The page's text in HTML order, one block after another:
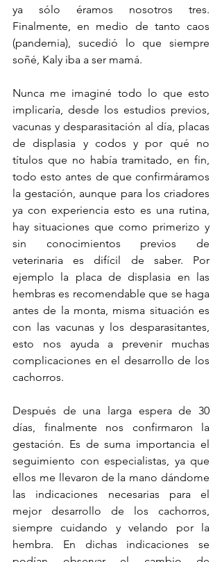
ya sólo éramos nosotros tres.
Finalmente, en medio de tanto caos
(pandemia), sucedió lo que siempre
soñé, Kaly iba a ser mamá.
Nunca me imaginé todo lo que esto
implicaría, desde los estudios previos,
vacunas y desparasitación al día, placas
de displasia y codos y por qué no
títulos que no había tramitado, en fin,
todo esto antes de que confirmáramos
la gestación, aunque para los criadores
ya con experiencia esto es una rutina,
hay situaciones que como primerizo y
sin conocimientos previos de
veterinaria es difícil de saber. Por
ejemplo la placa de displasia en las
hembras es recomendable que se haga
antes de la monta, misma situación es
con las vacunas y los desparasitantes,
esto nos ayuda a prevenir muchas
complicaciones en el desarrollo de los
cachorros.
Después de una larga espera de 30
días, finalmente nos confirmaron la
gestación. Es de suma importancia el
seguimiento con especialistas, ya que
ellos me llevaron de la mano dándome
las indicaciones necesarias para el
mejor desarrollo de los cachorros,
siempre cuidando y velando por la
hembra. En dichas indicaciones se